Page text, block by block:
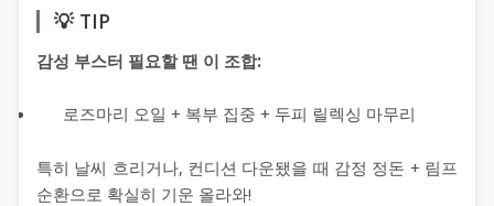
💡 TIP
감성 부스터 필요할 땐 이 조합:
로즈마리 오일 + 복부 집중 + 두피 릴렉싱 마무리
특히 날씨 흐리거나, 컨디션 다운됐을 때 감정 정돈 + 림프
순환으로 확실히 기운 올라와!